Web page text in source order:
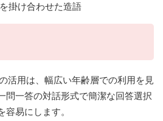
掛け合わせた造語
活用は、幅広い年齢層での利用を見
問一答の対話形式で簡潔な回答選択
容易にします。